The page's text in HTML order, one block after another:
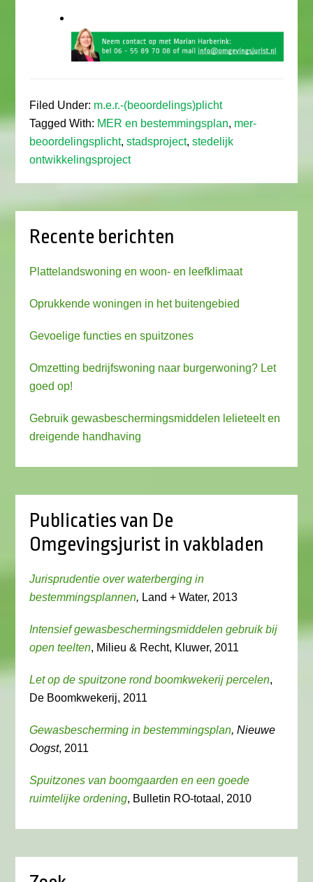
Filed Under: m.e.r.-(beoordelings)plicht
Tagged With: MER en bestemmingsplan, mer-
beoordelingsplicht,stadsproject,stedelijk
ontwikkelingsproject
Recente berichten
Plattelandswoning en woon- en leefklimaat
Oprukkende woningen in het buitengebied
Gevoelige functies en spuitzones
Omzetting bedrijfswoning naar burgerwoning? Let
goed op!
Gebruik gewasbeschermingsmiddelen lelieteelt en
dreigende handhaving
Publicaties van De
Omgevingsjurist in vakbladen
Jurisprudentie over waterberging in
bestemmingsplannen, Land + Water, 2013
Intensief gewasbeschermingsmiddelen gebruik bij
open teelten, Milieu & Recht, Kluwer, 2011
Let op de spuitzone rond boomkwekerij percelen,
De Boomkwekerij, 2011
Gewasbescherming in bestemmingsplan, Nieuwe
Oogst, 2011
Spuitzones van boomgaarden en een goede
ruimtelijke ordening, Bulletin RO-totaal, 2010